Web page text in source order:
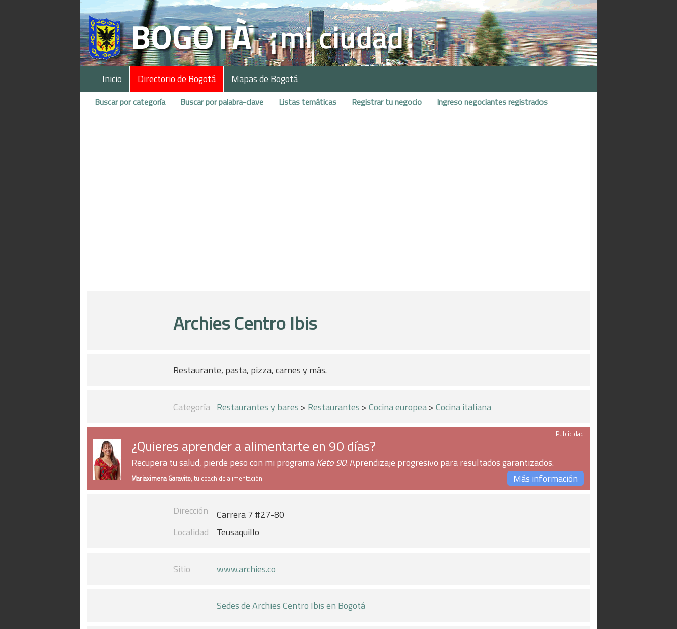
Inicio Directorio de Bogotá Mapas de Bogotá
Buscar por categoría Buscar por palabra-clave Listas temáticas Registrar tu negocio Ingreso negociantes registrados
Archies Centro Ibis
Restaurante, pasta, pizza, carnes y más.
Categoría Restaurantes y bares > Restaurantes >Cocina europea>Cocina italiana
Publicidad
¿Quieres aprender a alimentarte en 90 días?
Recupera tu salud, pierde peso con mi programaKeto 90. Aprendizaje progresivo para resultados garantizados.
Mariaximena Garavito, tu coach de alimentación Más información
Dirección
Carrera 7 #27-80
Localidad
Teusaquillo
Sitio www.archies.co
Sedes de Archies Centro Ibis en Bogotá